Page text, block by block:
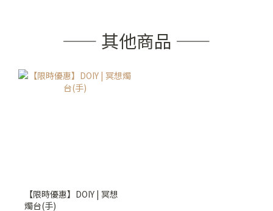
—— 其他商品 ——
【限時優惠】DOIY | 冥想
燭台(手)